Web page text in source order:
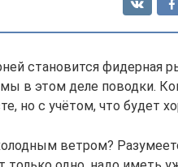
становится фидерная
в этом деле поводки.
но с учётом, что будет
ветром?